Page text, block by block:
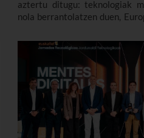
aztertu ditugu: teknologiak
nola berrantolatzen duen,
geopolitiko eta teknologikoak.